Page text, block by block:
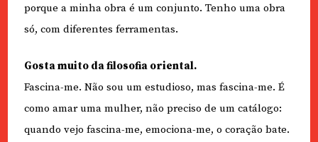
porque a minha obra é um conjunto. Tenho uma obra
só, com diferentes ferramentas.
Gosta muito da filosofia oriental.
Fascina-me. Não sou um estudioso, mas fascina-me. É
como amar uma mulher, não preciso de um catálogo:
quando vejo fascina-me, emociona-me, o coração bate.